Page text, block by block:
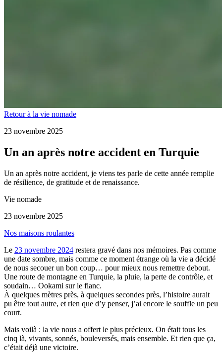
Retour à la vie nomade
23 novembre 2025
Un an après notre accident en Turquie
Un an après notre accident, je viens tes parle de cette année remplie
de résilience, de gratitude et de renaissance.
Vie nomade
23 novembre 2025
Nos maisons roulantes
Le 23 novembre 2024 restera gravé dans nos mémoires. Pas comme
une date sombre, mais comme ce moment étrange où la vie a décidé
de nous secouer un bon coup… pour mieux nous remettre debout.
Une route de montagne en Turquie, la pluie, la perte de contrôle, et
soudain… Ookami sur le flanc.
À quelques mètres près, à quelques secondes près, l’histoire aurait
pu être tout autre, et rien que d’y penser, j’ai encore le souffle un peu
court.
Mais voilà : la vie nous a offert le plus précieux. On était tous les
cinq là, vivants, sonnés, bouleversés, mais ensemble. Et rien que ça,
c’était déjà une victoire.